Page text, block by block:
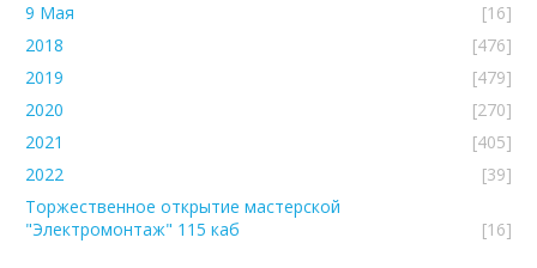
9 Мая
[16]
2018
[476]
2019
[479]
2020
[270]
2021
[405]
2022
[39]
Торжественное открытие мастерской
"Электромонтаж" 115 каб
[16]